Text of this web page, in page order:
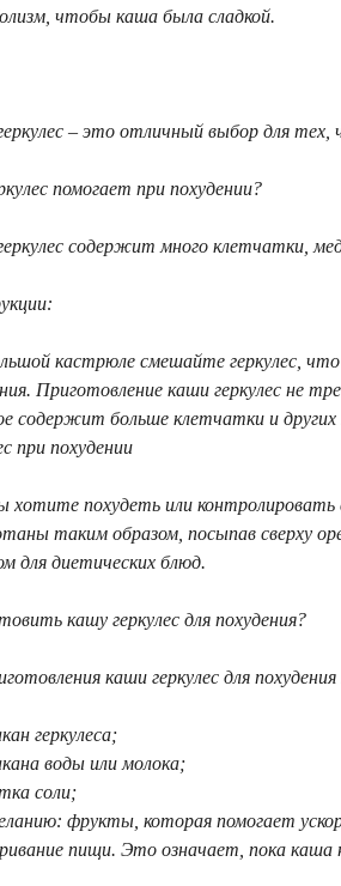
чтобы каша была сладкой.
– это отличный выбор для тех,
помогает при похудении?
содержит много клетчатки,
кастрюле смешайте геркулес,
Приготовление каши геркулес не
содержит больше клетчатки и
при похудении
хотите похудеть или контролировать
таким образом, посыпав сверху
для диетических блюд.
кашу геркулес для похудения?
каши геркулес для
геркулеса;
воды или молока;
соли;
фрукты, которая помогает
пищи. Это означает, пока каша